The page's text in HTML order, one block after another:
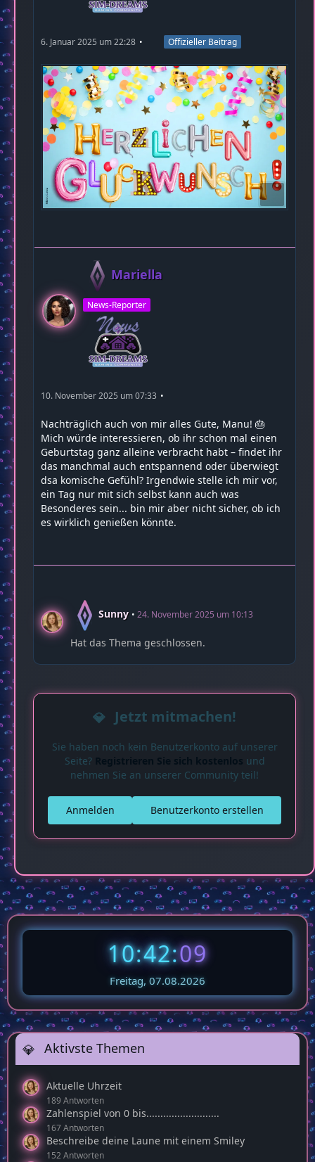
6. Januar 2025 um 22:28 Offizieller Beitrag
Mariella
News-Reporter
10. November 2025 um 07:33
Nachträglich auch von mir alles Gute, Manu! 🎂
Mich würde interessieren, ob ihr schon mal einen
Geburtstag ganz alleine verbracht habt – findet ihr
das manchmal auch entspannend oder überwiegt
dsa komische Gefühl? Irgendwie stelle ich mir vor,
ein Tag nur mit sich selbst kann auch was
Besonderes sein... bin mir aber nicht sicher, ob ich
es wirklich genießen könnte.
Sunny 24. November 2025 um 10:13
Hat das Thema geschlossen.
Jetzt mitmachen!
Sie haben noch kein Benutzerkonto auf unserer
Seite? Registrieren Sie sich kostenlos und
nehmen Sie an unserer Community teil!
Benutzerkonto erstellen
Anmelden
10:42:10
Freitag, 07.08.2026
Aktivste Themen
Aktuelle Uhrzeit
189 Antworten
Zahlenspiel von 0 bis..........................
167 Antworten
Beschreibe deine Laune mit einem Smiley
152 Antworten